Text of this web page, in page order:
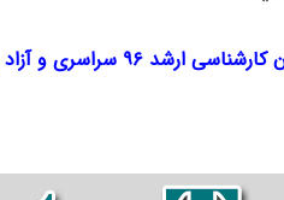
ارشد ۹۶ سراسری و آزاد